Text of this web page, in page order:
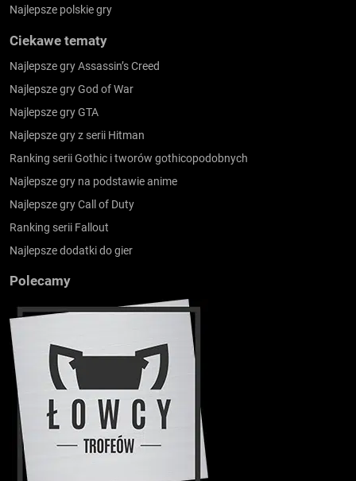
Najlepsze polskie gry
Ciekawe tematy
Najlepsze gry Assassin’s Creed
Najlepsze gry God of War
Najlepsze gry GTA
Najlepsze gry z serii Hitman
Ranking serii Gothic i tworów gothicopodobnych
Najlepsze gry na podstawie anime
Najlepsze gry Call of Duty
Ranking serii Fallout
Najlepsze dodatki do gier
Polecamy